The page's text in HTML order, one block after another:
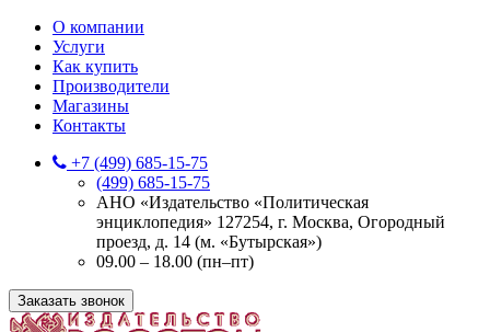
О компании
Услуги
Как купить
Производители
Магазины
Контакты
+7 (499) 685-15-75
(499) 685-15-75
АНО «Издательство «Политическая
энциклопедия» 127254, г. Москва, Огородный
проезд, д. 14 (м. «Бутырская»)
09.00 – 18.00 (пн–пт)
Заказать звонок